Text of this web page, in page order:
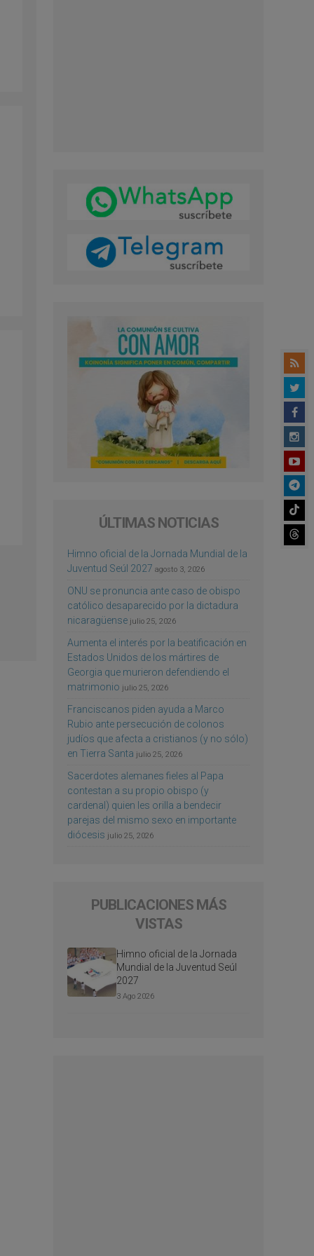
ÚLTIMAS NOTICIAS
Himno oficial de la Jornada Mundial de la
Juventud Seúl 2027 agosto 3, 2026
ONU se pronuncia ante caso de obispo
católico desaparecido por la dictadura
nicaragüense julio 25, 2026
Aumenta el interés por la beatificación en
Estados Unidos de los mártires de
Georgia que murieron defendiendo el
matrimonio julio 25, 2026
Franciscanos piden ayuda a Marco
Rubio ante persecución de colonos
judíos que afecta a cristianos (y no sólo)
en Tierra Santa julio 25, 2026
Sacerdotes alemanes fieles al Papa
contestan a su propio obispo (y
cardenal) quien les orilla a bendecir
parejas del mismo sexo en importante
diócesis julio 25, 2026
PUBLICACIONES MÁS
VISTAS
Himno oficial de la Jornada
Mundial de la Juventud Seúl
2027
3 Ago 2026